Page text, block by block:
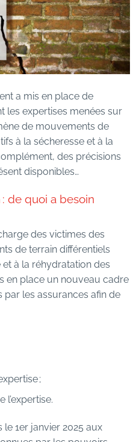
a mis en place de
les expertises menées sur
de mouvements de
à la sécheresse et à la
des précisions
disponibles…
de quoi a besoin
des victimes des
de terrain différentiels
à la réhydratation des
en place un nouveau cadre
par les assurances afin de
;
l’expertise.
1er janvier 2025 aux